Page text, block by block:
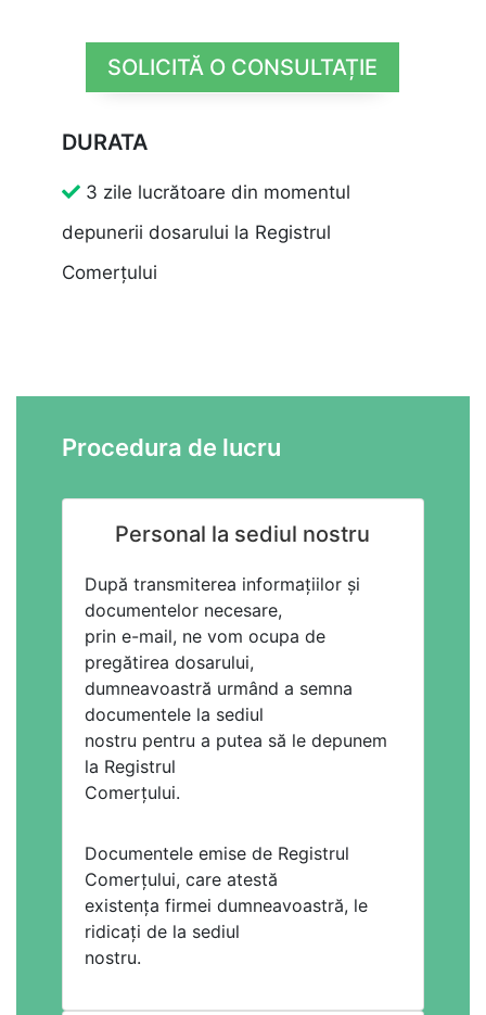
SOLICITĂ O CONSULTAȚIE
DURATA
3 zile lucrătoare din momentul
depunerii dosarului la Registrul
Comerțului
Procedura de lucru
Personal la sediul nostru
După transmiterea informațiilor și
documentelor necesare,
prin e-mail, ne vom ocupa de
pregătirea dosarului,
dumneavoastră urmând a semna
documentele la sediul
nostru pentru a putea să le depunem
la Registrul
Comerțului.
Documentele emise de Registrul
Comerțului, care atestă
existența firmei dumneavoastră, le
ridicați de la sediul
nostru.